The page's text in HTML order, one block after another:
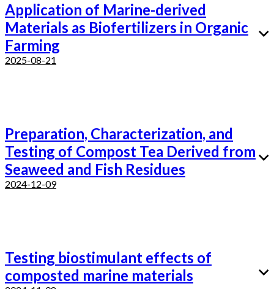
Application of Marine-derived
Materials as Biofertilizers in Organic
Farming
2025-08-21
Preparation, Characterization, and
Testing of Compost Tea Derived from
Seaweed and Fish Residues
2024-12-09
Testing biostimulant effects of
composted marine materials